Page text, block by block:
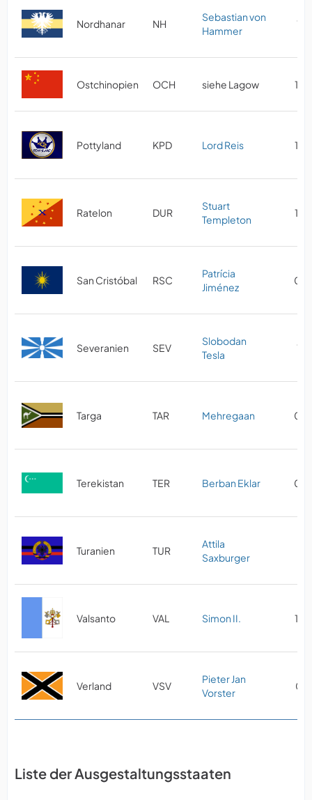
Nordhanar NH
Sebastian von
Hammer
Ostchinopien OCH siehe Lagow
Pottyland KPD Lord Reis
Ratelon DUR
Stuart
Templeton
San Cristóbal RSC
Patrícia
Jiménez
Severanien SEV
Slobodan
Tesla
Targa TAR Mehregaan
Terekistan TER Berban Eklar
Turanien TUR
Attila
Saxburger
Valsanto VAL Simon II.
Verland VSV
Pieter Jan
Vorster
Liste der Ausgestaltungsstaaten